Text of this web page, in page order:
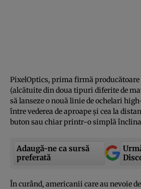
PixelOptics, prima firmă
(alcătuite din doua tipuri diferite de
să lanseze o nouă linie de ochelari
între vederea de aproape şi cea la
buton sau chiar printr-o simplă
Adaugă-ne ca sursă
preferată
În curând, americanii care au nevoie